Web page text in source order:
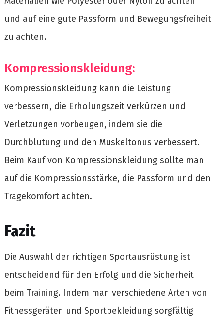
und auf eine gute Passform und Bewegungsfreiheit
zu achten.
Kompressionskleidung:
Kompressionskleidung kann die Leistung
verbessern, die Erholungszeit verkürzen und
Verletzungen vorbeugen, indem sie die
Durchblutung und den Muskeltonus verbessert.
Beim Kauf von Kompressionskleidung sollte man
auf die Kompressionsstärke, die Passform und den
Tragekomfort achten.
Fazit
Die Auswahl der richtigen Sportausrüstung ist
entscheidend für den Erfolg und die Sicherheit
beim Training. Indem man verschiedene Arten von
Fitnessgeräten und Sportbekleidung sorgfältig